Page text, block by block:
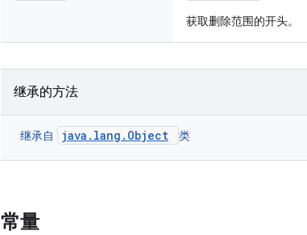
获取删除范围的开头。
继承的方法
继承自 java.lang.Object 类
常量